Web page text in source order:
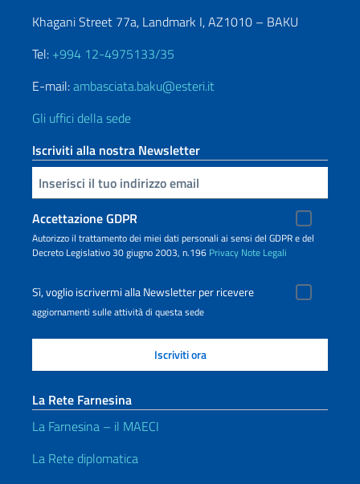
Khagani Street 77a, Landmark I, AZ1010 – BAKU
Tel: +994 12-4975133/35
E-mail:ambasciata.baku@esteri.it
Gli uffici della sede
Iscriviti alla nostra Newsletter
Inserisci la tua email
Accettazione GDPR
Autorizzo il trattamento dei miei dati personali ai sensi del GDPR e del
Decreto Legislativo 30 giugno 2003, n.196 Privacy Note Legali
Sì, voglio iscrivermi alla Newsletter per ricevere
aggiornamenti sulle attività di questa sede
La Rete Farnesina
La Farnesina – il MAECI
La Rete diplomatica